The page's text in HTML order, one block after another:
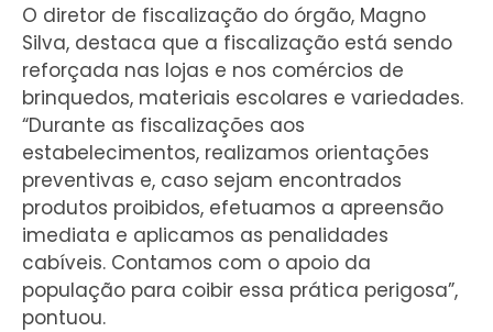
O diretor de fiscalização do órgão, Magno
Silva, destaca que a fiscalização está sendo
reforçada nas lojas e nos comércios de
brinquedos, materiais escolares e variedades.
“Durante as fiscalizações aos
estabelecimentos, realizamos orientações
preventivas e, caso sejam encontrados
produtos proibidos, efetuamos a apreensão
imediata e aplicamos as penalidades
cabíveis. Contamos com o apoio da
população para coibir essa prática perigosa”,
pontuou.